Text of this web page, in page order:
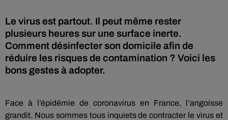
Le virus est partout. Il peut même rester
plusieurs heures sur une surface inerte.
Comment désinfecter son domicile afin de
réduire les risques de contamination ? Voici les
bons gestes à adopter.
Face à l’épidémie de coronavirus en France, l’angoisse
grandit. Nous sommes tous inquiets de contracter le virus et